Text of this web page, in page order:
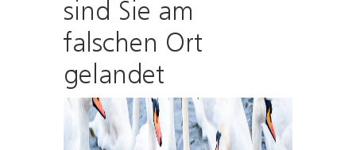
sind Sie am
falschen Ort
gelandet